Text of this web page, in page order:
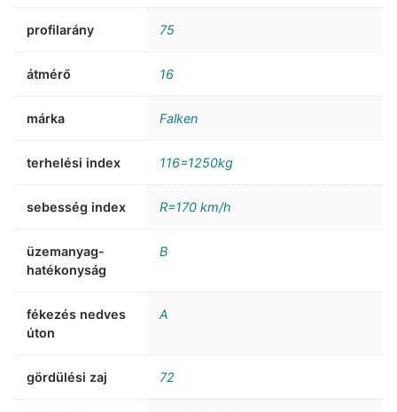
profilarány 75
átmérő 16
márka Falken
terhelési index 116=1250kg
sebesség index R=170 km/h
üzemanyag-
hatékonyság
B
fékezés nedves
úton
A
gördülési zaj 72